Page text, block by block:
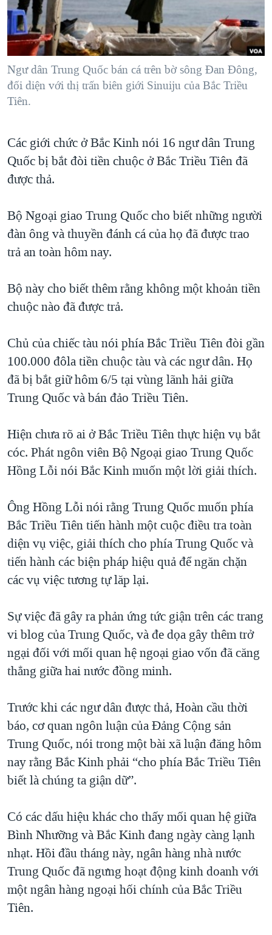
"Tìm"NGƯỜI VIỆT HẢI NGOẠI
ĐỜI SỐNG
KINH TẾ
SỨC KHOẺ
THỂ THAO
GIÁO DỤC
TẠI
HÀNH TRÌNH BẦU CỬ 2024
MỘT NĂM CHIẾN TRANH TẠI DẢI GAZA
GIẢI MÃ VÀNH ĐAI & CON ĐƯỜNG
NGÀY TỊ NẠN THẾ GIỚI
CHI PHÍ CHIẾN TRANH AFGHANISTAN
CÁC GIÁ TRỊ CỘNG HÒA Ở VIỆT NAM
TRỊNH VĨNH BÌNH VS. CHÍNH PHỦ VIỆT NAM
NGƯ DÂN VIỆT VÀ LÀN SÓNG TRỘM HẢI SÂM
QUAN HỆ VIỆT MỸ
VIDEO
NGHE
MẠNG XÃ HỘI
Ngư dân Trung Quốc bán cá trên bờ sông Đan Đông,
đối diện với thị trấn biên giới Sinuiju của Bắc Triều
Tiên.
Các giới chức ở Bắc Kinh nói 16 ngư dân Trung
Quốc bị bắt đòi tiền chuộc ở Bắc Triều Tiên đã
được thả.
Bộ Ngoại giao Trung Quốc cho biết những người
đàn ông và thuyền đánh cá của họ đã được trao
trả an toàn hôm nay.
Bộ này cho biết thêm rằng không một khoản tiền
chuộc nào đã được trả.
Chủ của chiếc tàu nói phía Bắc Triều Tiên đòi gần
100.000 đôla tiền chuộc tàu và các ngư dân. Họ
đã bị bắt giữ hôm 6/5 tại vùng lãnh hải giữa
Trung Quốc và bán đảo Triều Tiên.
Hiện chưa rõ ai ở Bắc Triều Tiên thực hiện vụ bắt
cóc. Phát ngôn viên Bộ Ngoại giao Trung Quốc
Hồng Lỗi nói Bắc Kinh muốn một lời giải thích.
Ông Hồng Lỗi nói rằng Trung Quốc muốn phía
Bắc Triều Tiên tiến hành một cuộc điều tra toàn
diện vụ việc, giải thích cho phía Trung Quốc và
tiến hành các biện pháp hiệu quả để ngăn chặn
các vụ việc tương tự lăp lại.
Sự việc đã gây ra phản ứng tức giận trên các trang
vi blog của Trung Quốc, và đe dọa gây thêm trở
ngại đối với mối quan hệ ngoại giao vốn đã căng
thẳng giữa hai nước đồng minh.
Trước khi các ngư dân được thả, Hoàn cầu thời
báo, cơ quan ngôn luận của Đảng Cộng sản
Trung Quốc, nói trong một bài xã luận đăng hôm
nay rằng Bắc Kinh phải “cho phía Bắc Triều Tiên
biết là chúng ta giận dữ”.
Có các dấu hiệu khác cho thấy mối quan hệ giữa
Bình Nhưỡng và Bắc Kinh đang ngày càng lạnh
nhạt. Hồi đầu tháng này, ngân hàng nhà nước
Trung Quốc đã ngưng hoạt động kinh doanh với
một ngân hàng ngoại hối chính của Bắc Triều
Tiên.